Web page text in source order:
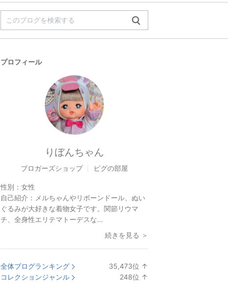
プロフィール
りぼんちゃん
ブロガーズショップ ピグの部屋
性別： 女性
自己紹介： メルちゃんやリボーンドール、ぬい
ぐるみが大好きな着物女子です。関節リウマ
チ、全身性エリテマトーデスな...
続きを見る ＞
全体ブログランキング 35,473位 ↑
コレクションジャンル 248位 ↑